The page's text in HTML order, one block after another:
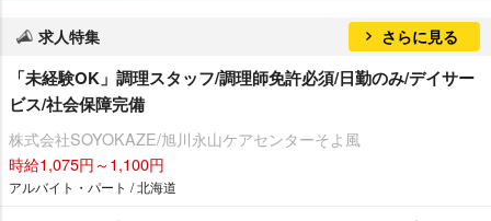
求人特集 さらに見る
「未経験OK」調理スタッフ/調理師免許必須/日勤のみ/デイサー
ビス/社会保障完備
株式会社SOYOKAZE/旭川永山ケアセンターそよ風
時給1,075円～1,100円
アルバイト・パート / 北海道